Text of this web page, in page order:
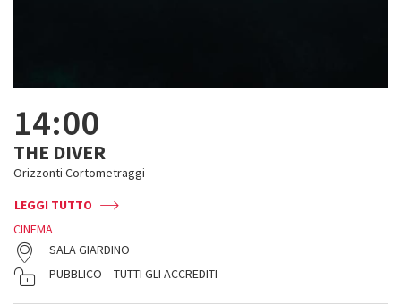
14:00
THE DIVER
Orizzonti Cortometraggi
LEGGI TUTTO
CINEMA
SALA GIARDINO
PUBBLICO – TUTTI GLI ACCREDITI